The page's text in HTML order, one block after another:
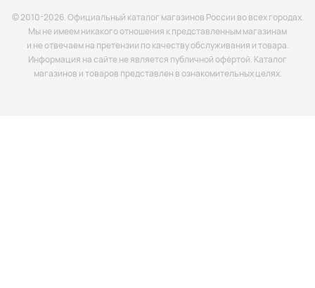
© 2010-2026. Официальный каталог магазинов России во всех городах.
Мы не имеем никакого отношения к представленным магазинам
и не отвечаем на претензии по качеству обслуживания и товара.
Информация на сайте не является публичной офёртой. Каталог
магазинов и товаров представлен в ознакомительных целях.